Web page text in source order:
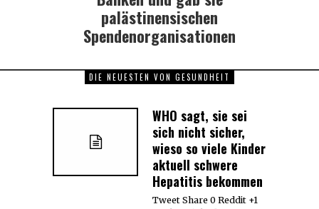
palästinensischen
Spendenorganisationen
DIE NEUESTEN VON GESUNDHEIT
WHO sagt, sie sei
sich nicht sicher,
wieso so viele Kinder
aktuell schwere
Hepatitis bekommen
Tweet Share 0 Reddit +1